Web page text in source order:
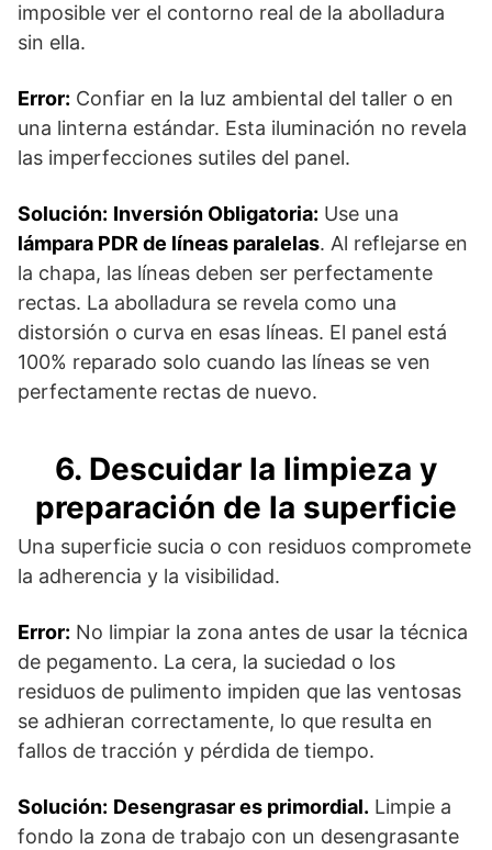
imposible ver el contorno real de la abolladura
sin ella.
Error: Confiar en la luz ambiental del taller o en
una linterna estándar. Esta iluminación no revela
las imperfecciones sutiles del panel.
Solución: Inversión Obligatoria: Use una
lámpara PDR de líneas paralelas. Al reflejarse en
la chapa, las líneas deben ser perfectamente
rectas. La abolladura se revela como una
distorsión o curva en esas líneas. El panel está
100% reparado solo cuando las líneas se ven
perfectamente rectas de nuevo.
6. Descuidar la limpieza y
preparación de la superficie
Una superficie sucia o con residuos compromete
la adherencia y la visibilidad.
Error: No limpiar la zona antes de usar la técnica
de pegamento. La cera, la suciedad o los
residuos de pulimento impiden que las ventosas
se adhieran correctamente, lo que resulta en
fallos de tracción y pérdida de tiempo.
Solución: Desengrasar es primordial. Limpie a
fondo la zona de trabajo con un desengrasante